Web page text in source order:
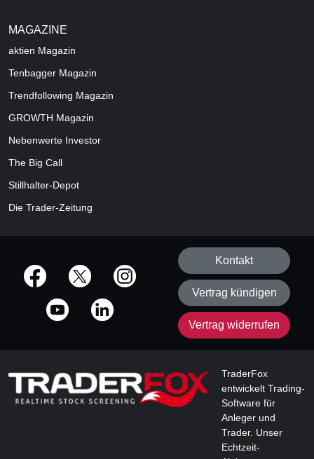
MAGAZINE
aktien Magazin
Tenbagger Magazin
Trendfollowing Magazin
GROWTH Magazin
Nebenwerte Investor
The Big Call
Stillhalter-Depot
Die Trader-Zeitung
offizielle Social Media-Accounts
Kontakt
Vertrag kündigen
Vertrag widerrufen
TraderFox
entwickelt Trading-
Software für
Anleger und
Trader. Unser
Echtzeit-